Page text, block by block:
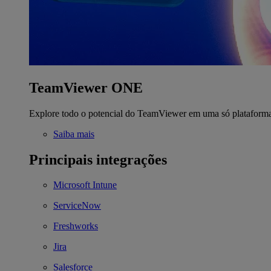
TeamViewer ONE
Explore todo o potencial do TeamViewer em uma só
Saiba mais
Principais integrações
Microsoft Intune
ServiceNow
Freshworks
Jira
Salesforce